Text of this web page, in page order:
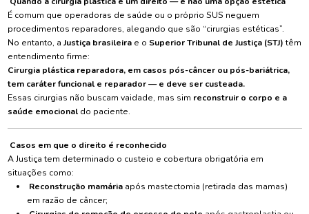
É comum que operadoras de saúde ou o próprio SUS neguem
procedimentos reparadores, alegando que são “cirurgias estéticas”.
No entanto, a Justiça brasileirae o Superior Tribunal de Justiça (STJ)têm
entendimento firme:
Cirurgia plástica reparadora, em casos pós-câncer ou pós-bariátrica,
tem caráter funcional e reparador — e deve ser custeada.
Essas cirurgias não buscam vaidade, mas sim reconstruir o corpo e a
saúde emocionaldo paciente.
Casos em que o direito é reconhecido
A Justiça tem determinado o custeio e cobertura obrigatória em
situações como:
Reconstrução mamáriaapós mastectomia (retirada das mamas)
em razão de câncer;